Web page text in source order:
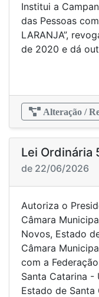
Institui a
das Pessoas
LARANJA”,
de 2020 e dá
Alteração /
Lei Ordinária
de 22/06/2026
Autoriza o
Câmara
Novos, Estado
Câmara
com a
Santa Catarina -
Estado de Santa